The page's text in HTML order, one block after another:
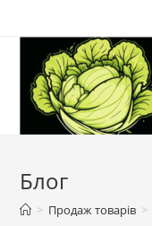
Блог
> Продаж товарів >